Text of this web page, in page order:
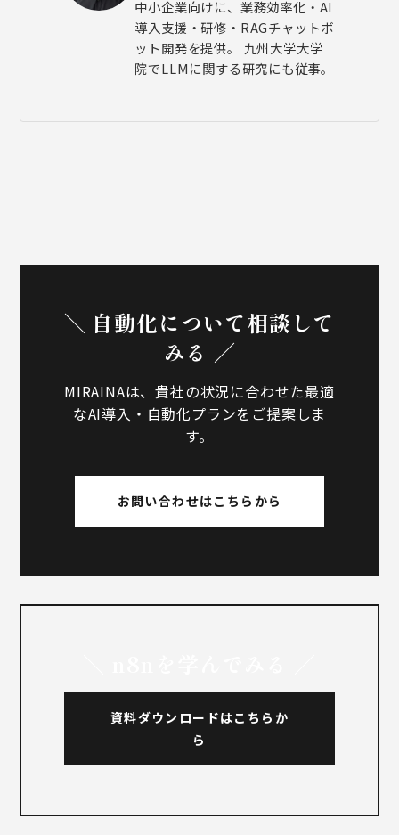
中小企業向けに、業務効率化・AI
導入支援・研修・RAGチャットボ
ット開発を提供。 九州大学大学
院でLLMに関する研究にも従事。
＼ 自動化について相談して
みる ／
MIRAINAは、貴社の状況に合わせた最適
なAI導入・自動化プランをご提案しま
す。
お問い合わせはこちらから
資料ダウンロードはこちらか
ら